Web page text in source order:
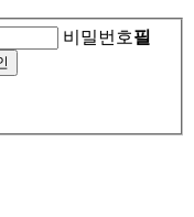
비밀번호필